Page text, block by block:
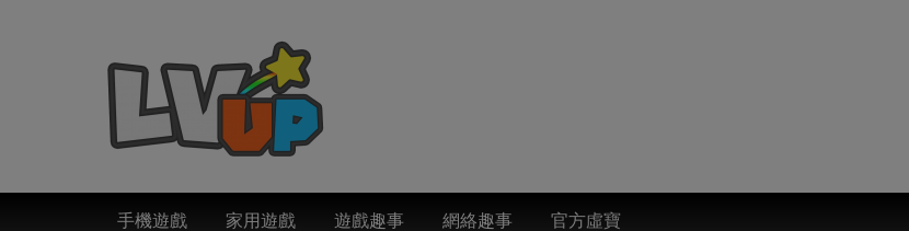
手機遊戲 家用遊戲 遊戲趣事 網絡趣事 官方虛寶